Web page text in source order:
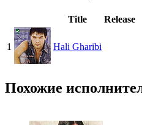
Title Release
1 Hali Gharibi
Похожие